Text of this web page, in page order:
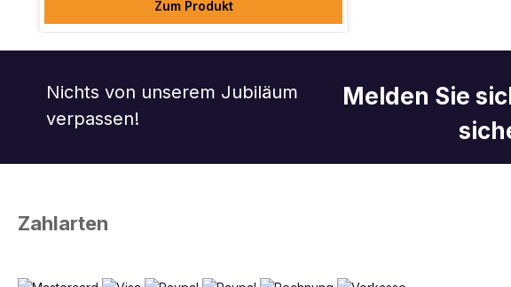
Zum Produkt
Nichts von unserem Jubiläum
verpassen!
Melden Sie
Zahlarten